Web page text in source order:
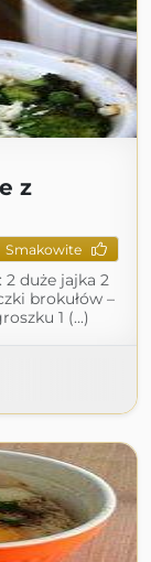
z
Smakowite
2 duże jajka 2
brokułów –
1 (...)